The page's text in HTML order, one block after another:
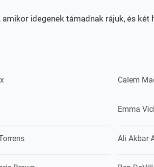
idegenek támadnak rájuk, és két
Calem
Emma
Ali Akbar